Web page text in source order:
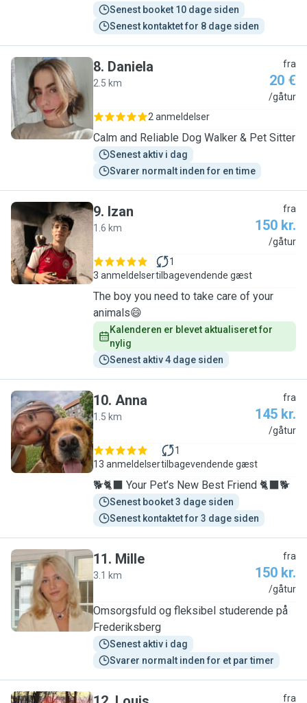
Senest booket 10 dage siden
Senest kontaktet for 8 dage siden
D
8. Daniela
2.5 km
fra
20 €
/gåtur
2 anmeldelser
Calm and Reliable Dog Walker & Pet Sitter
Senest aktiv i dag
Svarer normalt inden for en time
I
9. Izan
1.6 km
fra
150 kr.
/gåtur
3 anmeldelser
1
tilbagevendende gæst
The boy you need to take care of your
animals😄
Kalenderen er blevet aktualiseret for
nylig
Senest aktiv 4 dage siden
A
10. Anna
1.5 km
fra
145 kr.
/gåtur
13 anmeldelser
1
tilbagevendende gæst
🐕🐈‍⬛ Your Pet’s New Best Friend 🐈‍⬛🐕
Senest booket 3 dage siden
Senest kontaktet for 3 dage siden
M
11. Mille
3.1 km
fra
150 kr.
/gåtur
Omsorgsfuld og fleksibel studerende på
Frederiksberg
Senest aktiv i dag
Svarer normalt inden for et par timer
fra